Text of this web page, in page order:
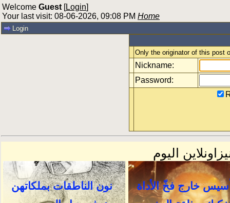
Welcome Guest [Login]
Your last visit: 08-06-2026, 09:08 PM Home
Login
Only the originator of this post
Nickname:
Password: